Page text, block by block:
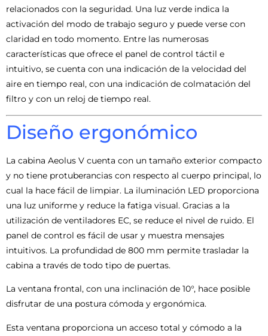
relacionados con la seguridad. Una luz verde indica la
activación del modo de trabajo seguro y puede verse con
claridad en todo momento. Entre las numerosas
características que ofrece el panel de control táctil e
intuitivo, se cuenta con una indicación de la velocidad del
aire en tiempo real, con una indicación de colmatación del
filtro y con un reloj de tiempo real.
Diseño ergonómico
La cabina Aeolus V cuenta con un tamaño exterior compacto
y no tiene protuberancias con respecto al cuerpo principal, lo
cual la hace fácil de limpiar. La iluminación LED proporciona
una luz uniforme y reduce la fatiga visual. Gracias a la
utilización de ventiladores EC, se reduce el nivel de ruido. El
panel de control es fácil de usar y muestra mensajes
intuitivos. La profundidad de 800 mm permite trasladar la
cabina a través de todo tipo de puertas.
La ventana frontal, con una inclinación de 10°, hace posible
disfrutar de una postura cómoda y ergonómica.
Esta ventana proporciona un acceso total y cómodo a la